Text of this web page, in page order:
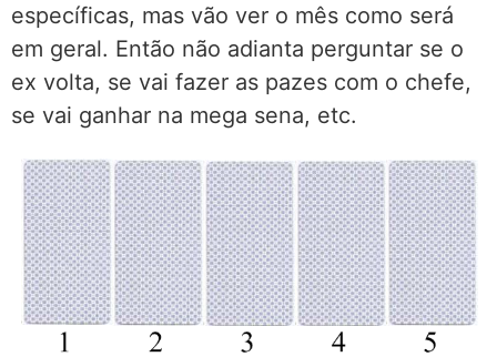
específicas, mas vão ver o mês como será
em geral. Então não adianta perguntar se o
ex volta, se vai fazer as pazes com o chefe,
se vai ganhar na mega sena, etc.